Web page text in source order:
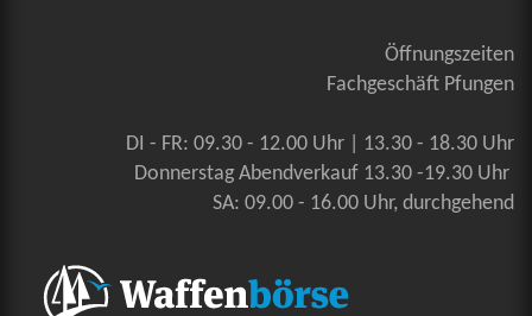
Öffnungszeiten
Fachgeschäft Pfungen
DI - FR: 09.30 - 12.00 Uhr | 13.30 - 18.30 Uhr
Donnerstag Abendverkauf 13.30 -19.30 Uhr
SA: 09.00 - 16.00 Uhr, durchgehend